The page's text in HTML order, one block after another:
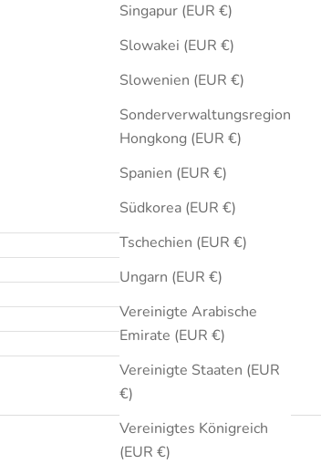
Singapur (EUR €)
Slowakei (EUR €)
Slowenien (EUR €)
Sonderverwaltungsregion
Hongkong (EUR €)
Spanien (EUR €)
Südkorea (EUR €)
Tschechien (EUR €)
Ungarn (EUR €)
Vereinigte Arabische
Emirate (EUR €)
Vereinigte Staaten (EUR
€)
Vereinigtes Königreich
(EUR €)